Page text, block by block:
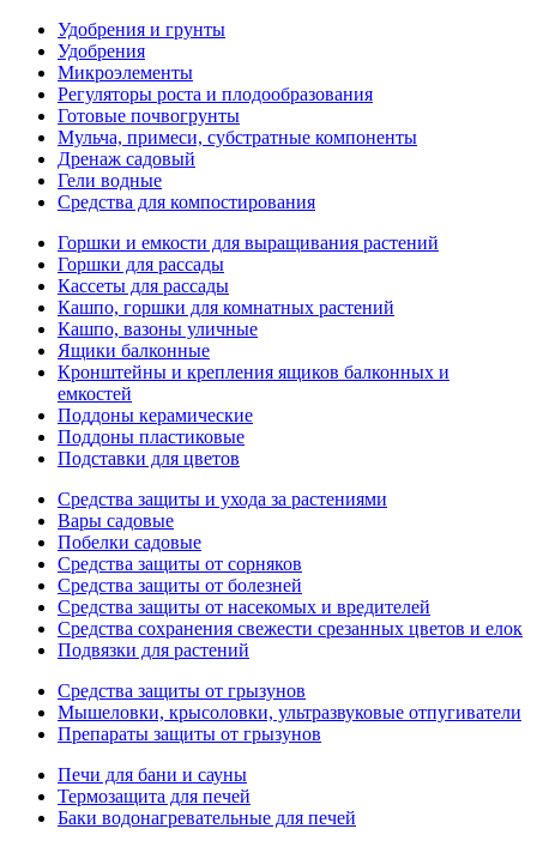
Удобрения и грунты
Удобрения
Микроэлементы
Регуляторы роста и плодообразования
Готовые почвогрунты
Мульча, примеси, субстратные компоненты
Дренаж садовый
Гели водные
Средства для компостирования
Горшки и емкости для выращивания растений
Горшки для рассады
Кассеты для рассады
Кашпо, горшки для комнатных растений
Кашпо, вазоны уличные
Ящики балконные
Кронштейны и крепления ящиков балконных и
емкостей
Поддоны керамические
Поддоны пластиковые
Подставки для цветов
Средства защиты и ухода за растениями
Вары садовые
Побелки садовые
Средства защиты от сорняков
Средства защиты от болезней
Средства защиты от насекомых и вредителей
Средства сохранения свежести срезанных цветов и елок
Подвязки для растений
Средства защиты от грызунов
Мышеловки, крысоловки, ультразвуковые отпугиватели
Препараты защиты от грызунов
Печи для бани и сауны
Термозащита для печей
Баки водонагревательные для печей